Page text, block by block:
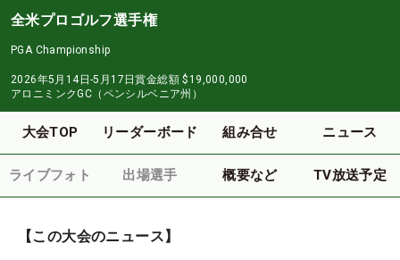
全米プロゴルフ選手権
PGA Championship
2026年5月14日-5月17日賞金総額 $19,000,000
アロニミンクGC（ペンシルベニア州）
大会TOP リーダーボード 組み合せ ニュース
ライブフォト 出場選手 概要など TV放送予定
【この大会のニュース】